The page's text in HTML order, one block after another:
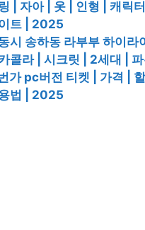
| 자아 | 옷 | 인형 | 캐릭
트 | 2025
시 송하동 라부부 하이라
콜라 | 시크릿 | 2세대 |
가 pc버전 티켓 | 가격 |
법 | 2025